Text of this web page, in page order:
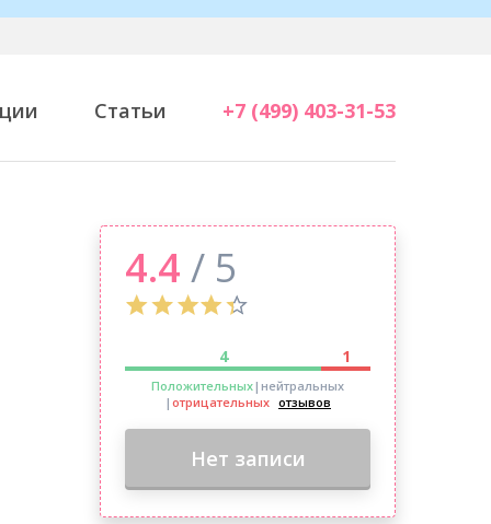
Статьи +7 (499) 403-31-53
4.4 / 5
4 1
Положительных|нейтральных
| отрицательных отзывов
Нет записи